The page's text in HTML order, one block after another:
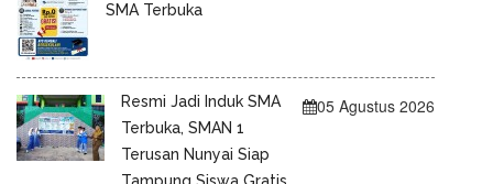
SMA Terbuka
Resmi Jadi Induk SMA
Terbuka, SMAN 1
Terusan Nunyai Siap
05 Agustus 2026